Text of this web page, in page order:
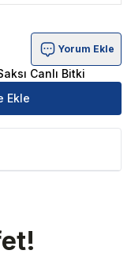
Ürün Yorumları
Yorum Ekle
Canlı Bitki
Ekle